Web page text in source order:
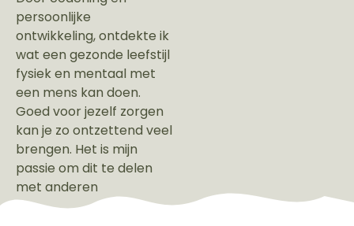
persoonlijke
ontwikkeling, ontdekte ik
wat een gezonde leefstijl
fysiek en mentaal met
een mens kan doen.
Goed voor jezelf zorgen
kan je zo ontzettend veel
brengen. Het is mijn
passie om dit te delen
met anderen